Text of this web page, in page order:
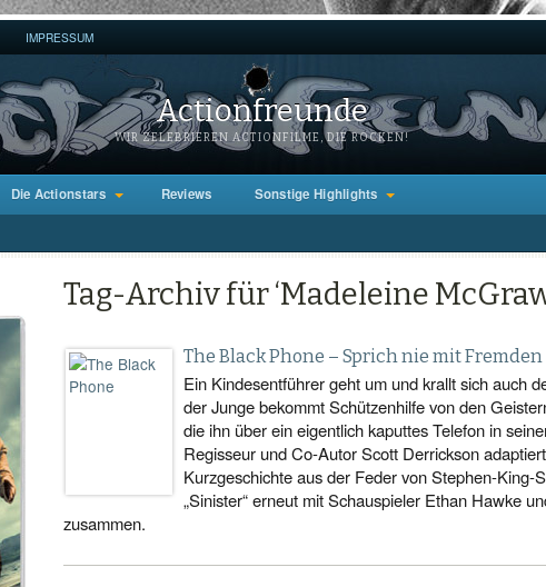
IMPRESSUM
Actionfreunde
WIR ZELEBRIEREN ACTIONFILME, DIE ROCKEN!
Die Actionstars Reviews Sonstige Highlights
Tag-Archiv für ‘Madeleine
The Black Phone – Sprich nie mit Fremden
Ein Kindesentführer geht um und krallt sich auch
der Junge bekommt Schützenhilfe von den
die ihn über ein eigentlich kaputtes Telefon in
Regisseur und Co-Autor Scott Derrickson
Kurzgeschichte aus der Feder von Stephen-King-
„Sinister“ erneut mit Schauspieler Ethan Hawke
zusammen.